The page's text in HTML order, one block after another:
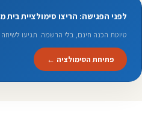
לפני הפגישה: הריצו סימולציית
טיוטת הכנה חינם, בלי הרשמה. תגיעו
פתיחת הסימולציה ←